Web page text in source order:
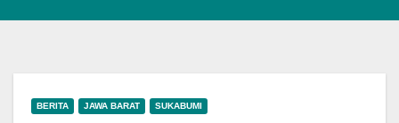
BERITA JAWA BARAT SUKABUMI